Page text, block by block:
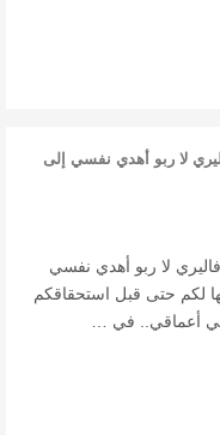
لا ربو أهدي نفسي إلى
لا ربو أهدي نفسي
لكم حتى قبل استحقاقكم
أعماقي.. في …